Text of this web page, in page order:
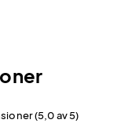
(5,0 av 5)